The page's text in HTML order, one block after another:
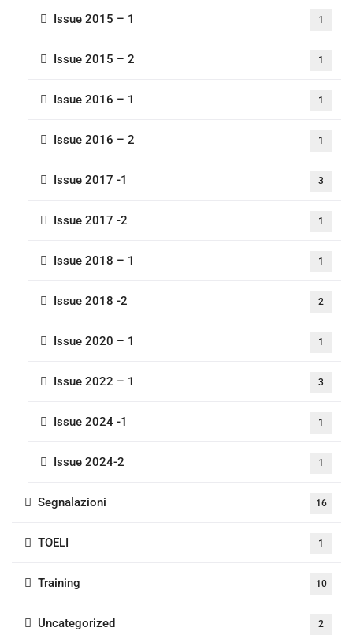
Issue 2015 – 1 1
Issue 2015 – 2 1
Issue 2016 – 1 1
Issue 2016 – 2 1
Issue 2017 -1 3
Issue 2017 -2 1
Issue 2018 – 1 1
Issue 2018 -2 2
Issue 2020 – 1 1
Issue 2022 – 1 3
Issue 2024 -1 1
Issue 2024-2 1
Segnalazioni 16
TOELI 1
Training 10
Uncategorized 2